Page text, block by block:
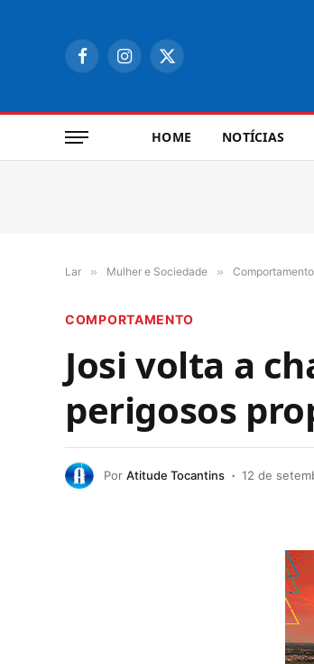
FacebookInstagram
X
HOME NOTÍCIAS
Lar » Mulher e Sociedade » Comportamento
COMPORTAMENTO
Josi volta a
perigosos
Por Atitude Tocantins 12 de